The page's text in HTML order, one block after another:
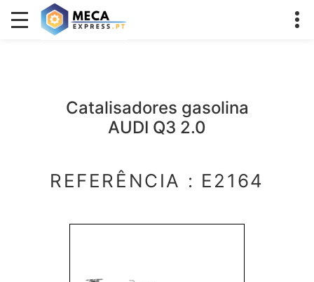
Catalisadores gasolina
AUDI Q3 2.0
REFERÊNCIA : E2164